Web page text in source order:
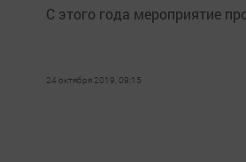
С этого года мероприятие
24 октября 2019, 09:15